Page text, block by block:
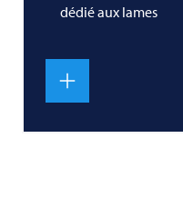
dédié aux lames